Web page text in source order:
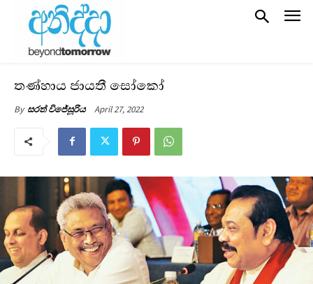
තණ්හාය ජායතී සෝකෝ
By සරත් විජේසූරිය April 27, 2022